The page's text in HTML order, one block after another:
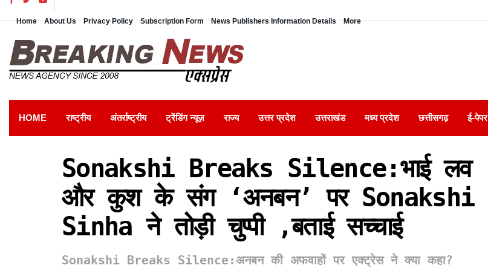
Home About Us Privacy Policy Subscription Form News Publishers Information Details More
HOME राष्ट्रीय अंतर्राष्ट्रीय ट्रेंडिंग न्यूज़ राज्य उत्तर प्रदेश उत्तराखंड मध्य प्रदेश छत्तीसगढ़ ई-पेपर
Sonakshi Breaks Silence:भाई लव
और कुश के संग ‘अनबन’ पर Sonakshi
Sinha ने तोड़ी चुप्पी ,बताई सच्चाई
Sonakshi Breaks Silence:अनबन की अफवाहों पर एक्ट्रेस ने क्या कहा?